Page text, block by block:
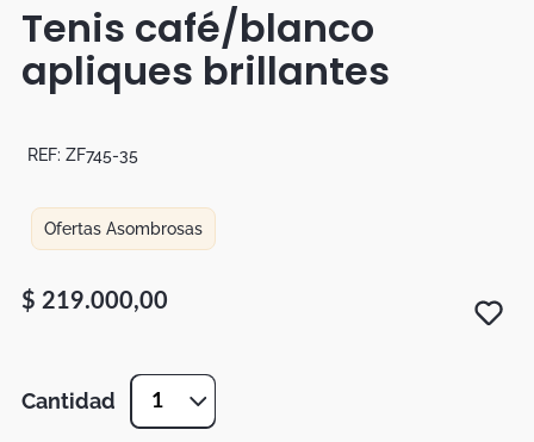
Tenis café/blanco
apliques brillantes
REF: ZF745-35
Ofertas Asombrosas
$ 219.000,00
Cantidad 1
Duvet
Dko